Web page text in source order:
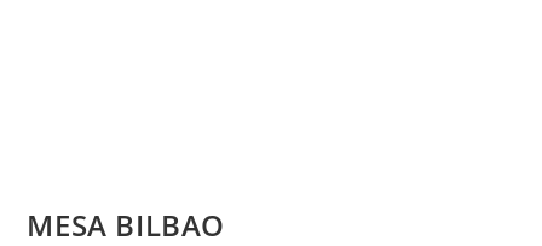
MESA BILBAO